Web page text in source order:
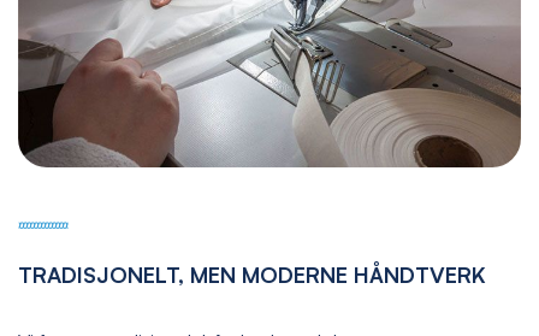
TRADISJONELT, MEN MODERNE HÅNDTVERK